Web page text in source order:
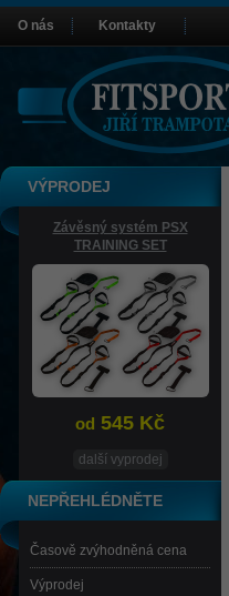
VÝPRODEJ
Závěsný systém PSX
TRAINING SET
od 545 Kč
další vyprodej
NEPŘEHLÉDNĚTE
Časově zvýhodněná cena
Výprodej
O nás Kontakty